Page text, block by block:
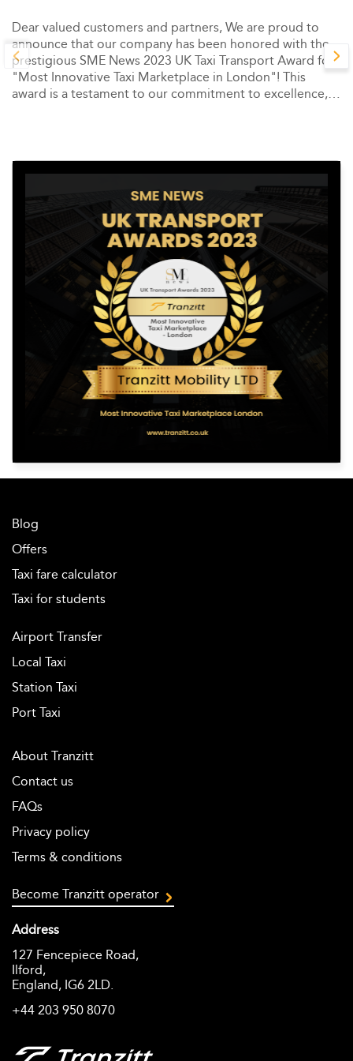
Dear valued customers and partners, We are proud to
announce that our company has been honored with the
prestigious SME News 2023 UK Taxi Transport Award for
"Most Innovative Taxi Marketplace in London"! This
award is a testament to our commitment to excellence,
Blog
Offers
Taxi fare calculator
Taxi for students
Airport Transfer
Local Taxi
Station Taxi
Port Taxi
About Tranzitt
Contact us
FAQs
Privacy policy
Terms & conditions
Become Tranzitt operator
Address
127 Fencepiece Road,
Ilford,
England, IG6 2LD.
+44 203 950 8070